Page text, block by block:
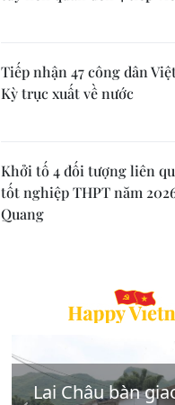
Tiếp nhận 47 công dân
Kỳ trục xuất về nước
Khởi tố 4 đối tượng liên
tốt nghiệp THPT năm
Quang